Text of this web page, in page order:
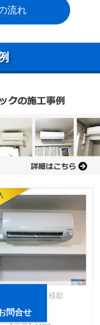
流れ
屋市中区 Y 様邸
三菱】MSZ-
問合せ